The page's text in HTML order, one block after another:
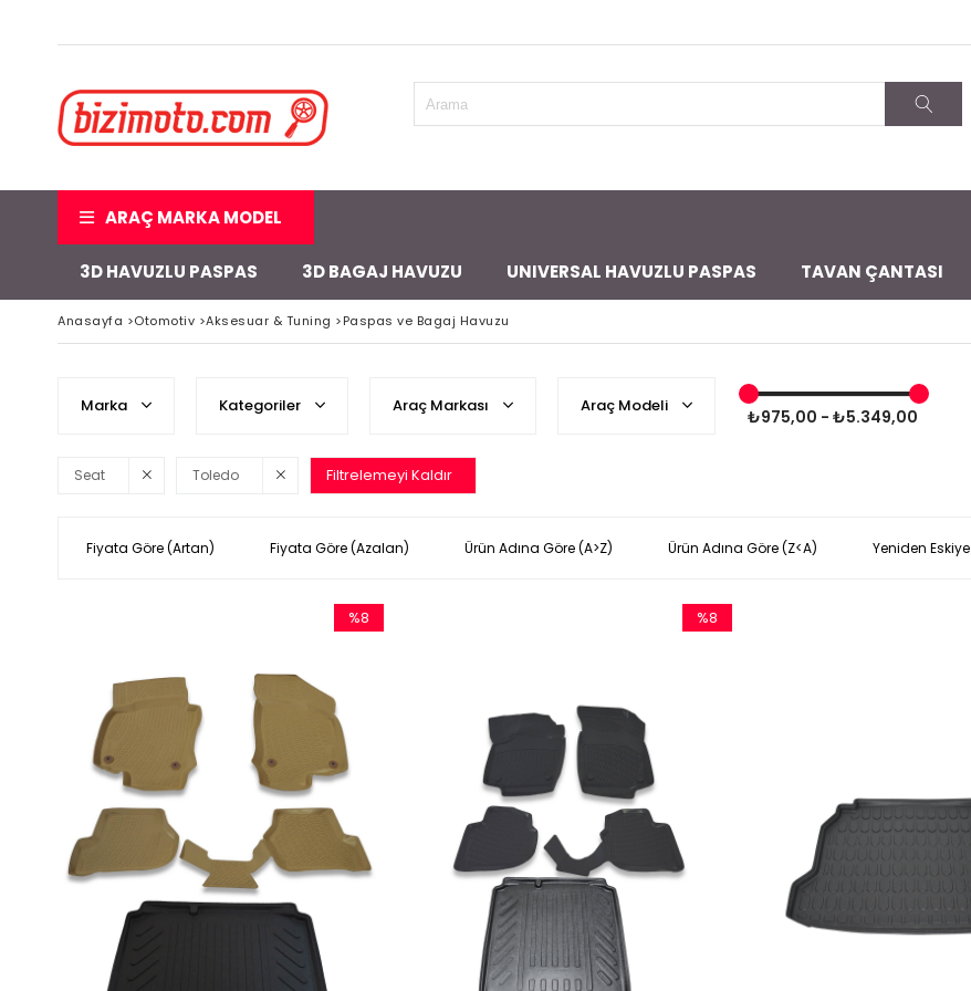
ARAÇ MARKA MODEL
3D HAVUZLU PASPAS 3D BAGAJ HAVUZU UNIVERSAL HAVUZLU PASPAS TAVAN ÇANTASI
Anasayfa >Otomotiv >Aksesuar & Tuning >Paspas ve Bagaj Havuzu
Marka Kategoriler Araç Markası Araç Modeli
₺975,00 - ₺5.349,00
Seat Toledo Filtrelemeyi Kaldır
Fiyata Göre (Artan) Fiyata Göre (Azalan) Ürün Adına Göre (A>Z) Ürün Adına Göre (Z<A) Yeniden Eskiye
%8
%8